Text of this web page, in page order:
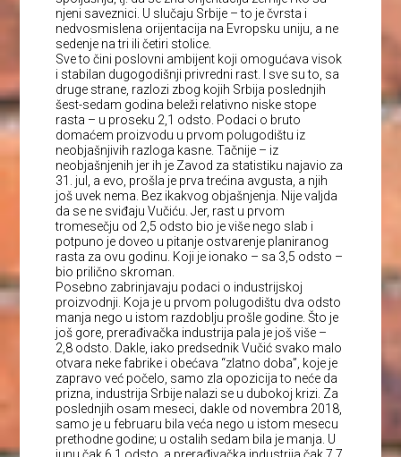
njeni saveznici. U slučaju Srbije – to je čvrsta i
nedvosmislena orijentacija na Evropsku uniju, a ne
sedenje na tri ili četiri stolice.
Sve to čini poslovni ambijent koji omogućava visok
i stabilan dugogodišnji privredni rast. I sve su to, sa
druge strane, razlozi zbog kojih Srbija poslednjih
šest-sedam godina beleži relativno niske stope
rasta – u proseku 2,1 odsto. Podaci o bruto
domaćem proizvodu u prvom polugodištu iz
neobjašnjivih razloga kasne. Tačnije – iz
neobjašnjenih jer ih je Zavod za statistiku najavio za
31. jul, a evo, prošla je prva trećina avgusta, a njih
još uvek nema. Bez ikakvog objašnjenja. Nije valjda
da se ne sviđaju Vučiću. Jer, rast u prvom
tromesečju od 2,5 odsto bio je više nego slab i
potpuno je doveo u pitanje ostvarenje planiranog
rasta za ovu godinu. Koji je ionako – sa 3,5 odsto –
bio prilično skroman.
Posebno zabrinjavaju podaci o industrijskoj
proizvodnji. Koja je u prvom polugodištu dva odsto
manja nego u istom razdoblju prošle godine. Što je
još gore, prerađivačka industrija pala je još više –
2,8 odsto. Dakle, iako predsednik Vučić svako malo
otvara neke fabrike i obećava “zlatno doba”, koje je
zapravo već počelo, samo zla opozicija to neće da
prizna, industrija Srbije nalazi se u dubokoj krizi. Za
poslednjih osam meseci, dakle od novembra 2018,
samo je u februaru bila veća nego u istom mesecu
prethodne godine; u ostalih sedam bila je manja. U
junu čak 6,1 odsto, a prerađivačka industrija čak 7,7